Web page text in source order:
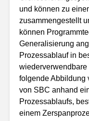
und können zu
zusammengestellt
können
Generalisierung
Prozessablauf in
folgende Abbildung
von SBC anhand
Prozessablaufs,
einem